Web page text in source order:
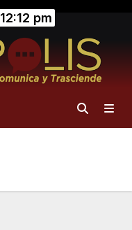
12:12 pm